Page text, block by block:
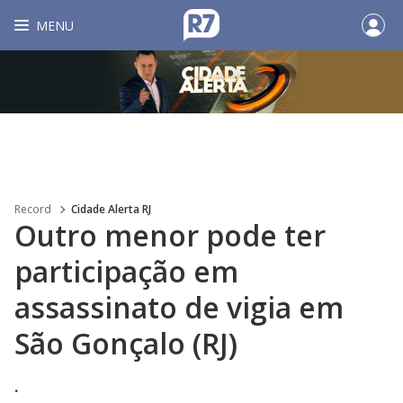
MENU
Record Cidade Alerta RJ
Outro menor pode ter
participação em
assassinato de vigia em
São Gonçalo (RJ)
.